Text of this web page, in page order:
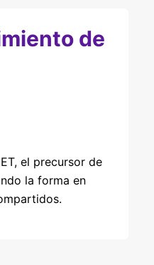
de
el precursor de
la forma en